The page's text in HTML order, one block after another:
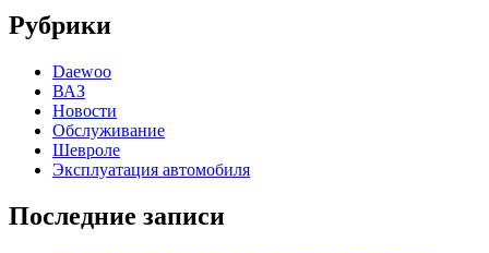
Рубрики
Daewoo
ВАЗ
Новости
Обслуживание
Шевроле
Эксплуатация автомобиля
Последние записи